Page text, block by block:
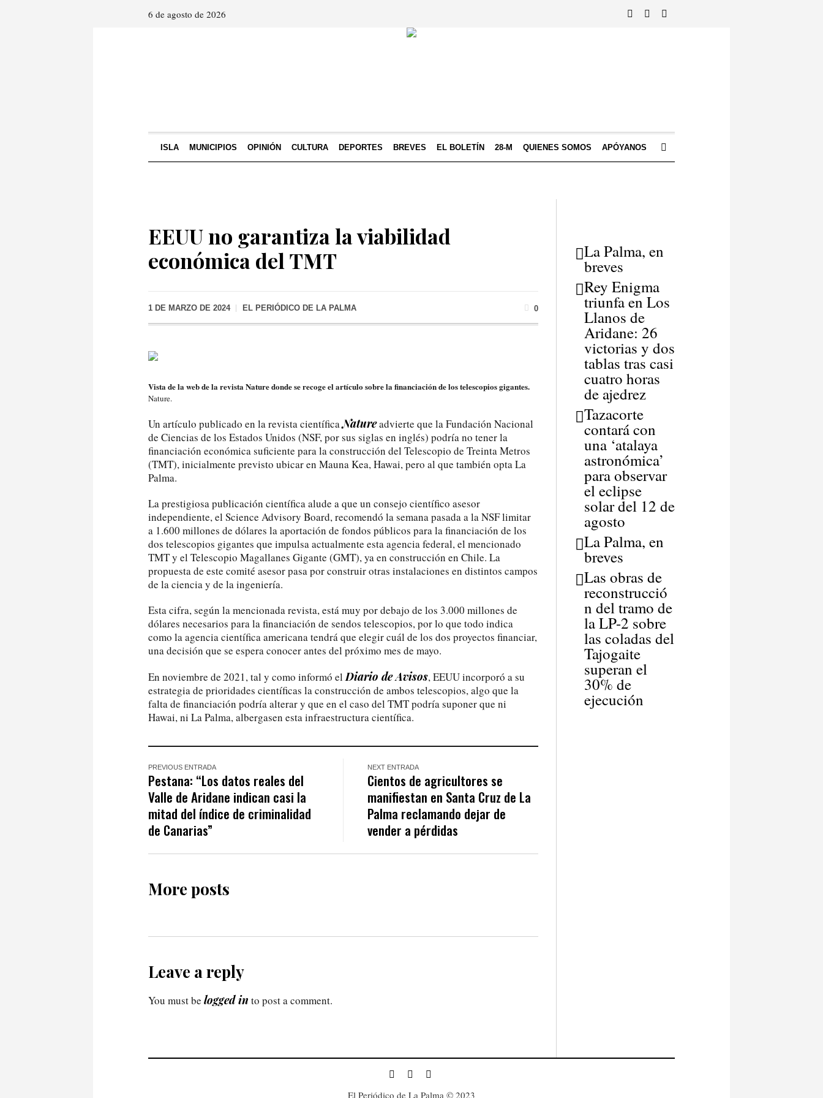
6 de agosto de 2026
ISLA MUNICIPIOS OPINIÓN CULTURA DEPORTES BREVES EL BOLETÍN 28-M QUIENES SOMOS APÓYANOS
EEUU no garantiza la viabilidad
económica del TMT
1 DE MARZO DE 2024 EL PERIÓDICO DE LA PALMA 0
Vista de la web de la revista Nature donde se recoge el artículo sobre la financiación de los telescopios gigantes.
Nature.
Un artículo publicado en la revista científicaNatureadvierte que la Fundación Nacional
de Ciencias de los Estados Unidos (NSF, por sus siglas en inglés) podría no tener la
financiación económica suficiente para la construcción del Telescopio de Treinta Metros
(TMT), inicialmente previsto ubicar en Mauna Kea, Hawai, pero al que también opta La
Palma.
La prestigiosa publicación científica alude a que un consejo científico asesor
independiente, el Science Advisory Board, recomendó la semana pasada a la NSF limitar
a 1.600 millones de dólares la aportación de fondos públicos para la financiación de los
dos telescopios gigantes que impulsa actualmente esta agencia federal, el mencionado
TMT y el Telescopio Magallanes Gigante (GMT), ya en construcción en Chile. La
propuesta de este comité asesor pasa por construir otras instalaciones en distintos campos
de la ciencia y de la ingeniería.
Esta cifra, según la mencionada revista, está muy por debajo de los 3.000 millones de
dólares necesarios para la financiación de sendos telescopios, por lo que todo indica
como la agencia científica americana tendrá que elegir cuál de los dos proyectos financiar,
una decisión que se espera conocer antes del próximo mes de mayo.
En noviembre de 2021, tal y como informó elDiario de Avisos, EEUU incorporó a su
estrategia de prioridades científicas la construcción de ambos telescopios, algo que la
falta de financiación podría alterar y que en el caso del TMT podría suponer que ni
Hawai, ni La Palma, albergasen esta infraestructura científica.
PREVIOUS ENTRADA
Pestana: “Los datos reales del
Valle de Aridane indican casi la
mitad del índice de criminalidad
de Canarias”
NEXT ENTRADA
Cientos de agricultores se
manifiestan en Santa Cruz de La
Palma reclamando dejar de
vender a pérdidas
More posts
Leave a reply
You must be logged in to post a comment.
La Palma, en
breves
Rey Enigma
triunfa en Los
Llanos de
Aridane: 26
victorias y dos
tablas tras casi
cuatro horas
de ajedrez
Tazacorte
contará con
una ‘atalaya
astronómica’
para observar
el eclipse
solar del 12 de
agosto
La Palma, en
breves
Las obras de
reconstrucció
n del tramo de
la LP-2 sobre
las coladas del
Tajogaite
superan el
30% de
ejecución
El Periódico de La Palma © 2023